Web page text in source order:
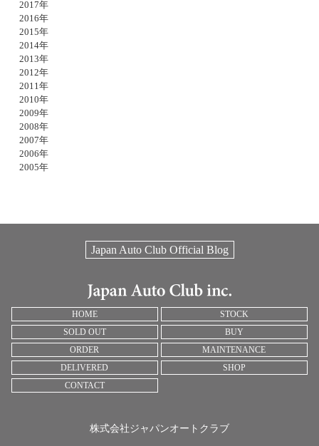
2017年
2016年
2015年
2014年
2013年
2012年
2011年
2010年
2009年
2008年
2007年
2006年
2005年
Japan Auto Club Official Blog
HOME
STOCK
SOLD OUT
BUY
ORDER
MAINTENANCE
DELIVERED
SHOP
CONTACT
株式会社ジャパンオートクラブ